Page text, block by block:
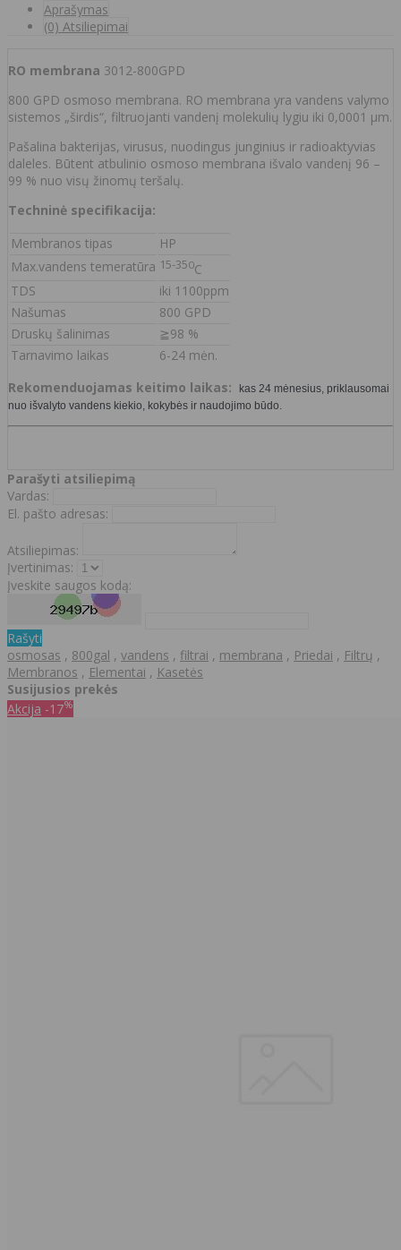
Aprašymas
(0) Atsiliepimai
RO membrana 3012-800GPD
800 GPD osmoso membrana. RO membrana yra vandens valymo
sistemos „širdis“, filtruojanti vandenį molekulių lygiu iki 0,0001 µm.
Pašalina bakterijas, virusus, nuodingus junginius ir radioaktyvias
daleles. Būtent atbulinio osmoso membrana išvalo vandenį 96 –
99 % nuo visų žinomų teršalų.
Techninė specifikacija:
Membranos tipas
HP
Max.vandens temeratūra 15-350C
TDS
iki 1100ppm
Našumas
800 GPD
Druskų šalinimas
≧98 %
Tarnavimo laikas
6-24 mėn.
Rekomenduojamas keitimo laikas:
kas 24 mėnesius, priklausomai
nuo išvalyto vandens kiekio, kokybės ir naudojimo būdo.
Parašyti atsiliepimą
Vardas:
El. pašto adresas:
Atsiliepimas:
Įvertinimas:
Įveskite saugos kodą:
Rašyti
osmosas , 800gal , vandens , filtrai , membrana , Priedai , Filtrų ,
Membranos , Elementai , Kasetės
Susijusios prekės
Akcija -17%